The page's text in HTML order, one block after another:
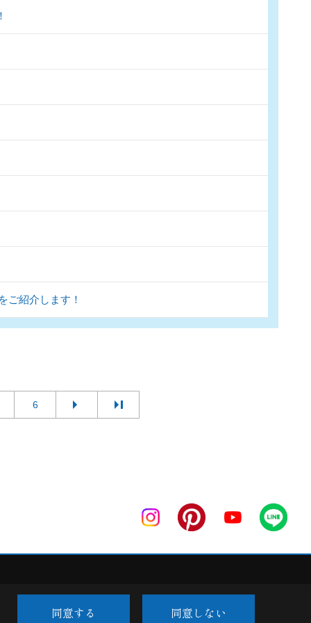
ご紹介します！
6
同意する 同意しない